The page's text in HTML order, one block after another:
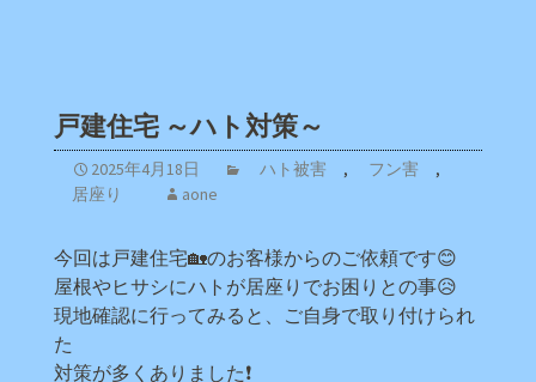
戸建住宅 ～ハト対策～
2025年4月18日 ハト被害 , フン害 ,
居座り
aone
今回は戸建住宅🏡のお客様からのご依頼です😊
屋根やヒサシにハトが居座りでお困りとの事😥
現地確認に行ってみると、ご自身で取り付けられ
た
対策が多くありました❗